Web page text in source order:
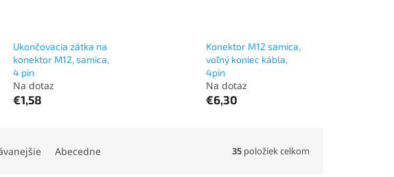
Ukončovacia zátka na
konektor M12, samica,
4 pin
Na dotaz
€1,58
Konektor M12 samica,
voľný koniec kábla,
4pin
Na dotaz
€6,30
Abecedne 35 položiek celkom